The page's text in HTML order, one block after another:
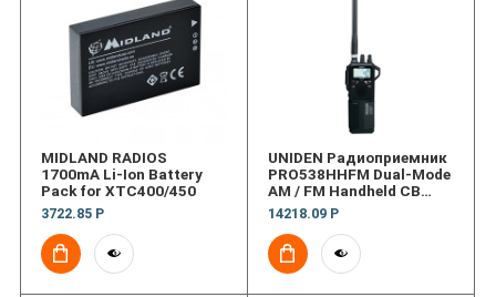
MIDLAND RADIOS
1700mA Li-Ion Battery
Pack for XTC400/450
3722.85 Р
UNIDEN Радиоприемник
PRO538HHFM Dual-Mode
AM / FM Handheld CB
Radio
14218.09 Р